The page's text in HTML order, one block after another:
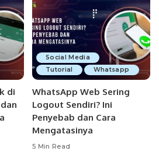
di
Social Media
Tutorial
Whatsapp
WhatsApp Web Sering
Logout Sendiri? Ini
Penyebab dan Cara
Mengatasinya
5 Min Read